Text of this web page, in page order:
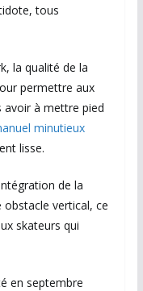
tous
la qualité de la
permettre aux
avoir à mettre pied
minutieux
lisse.
de la
vertical, ce
skateurs qui
en septembre